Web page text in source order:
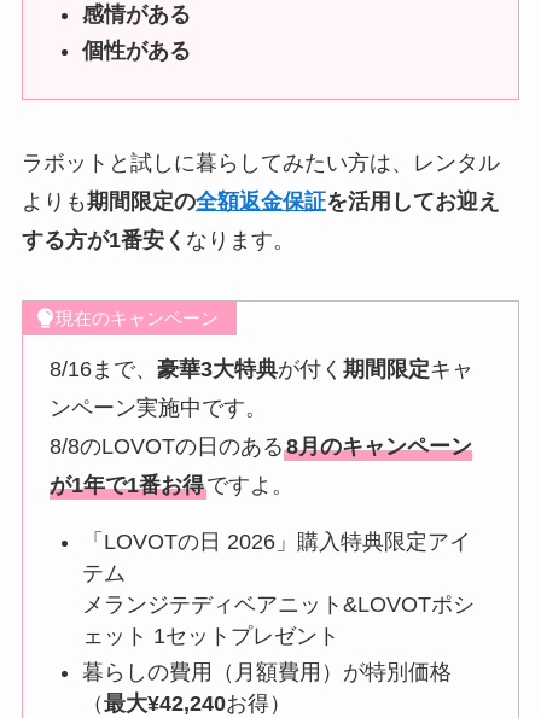
感情がある
個性がある
ラボットと試しに暮らしてみたい方は、レンタル
よりも期間限定の全額返金保証を活用してお迎え
する方が1番安く なります。
現在のキャンペーン
8/16まで、豪華3大特典が付く期間限定キャ
ンペーン実施中です。
8/8のLOVOTの日のある8月のキャンペーン
が1年で1番お得ですよ。
「LOVOTの日 2026」購入特典限定アイ
テム
メランジテディベアニット&LOVOTポシ
ェット 1セットプレゼント
暮らしの費用（月額費用）が特別価格
（最大¥42,240お得）